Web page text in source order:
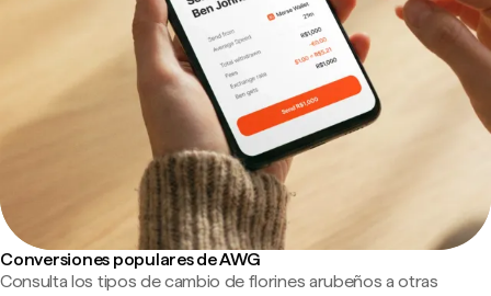
Conversiones populares de AWG
Consulta los tipos de cambio de florines arubeños a otras